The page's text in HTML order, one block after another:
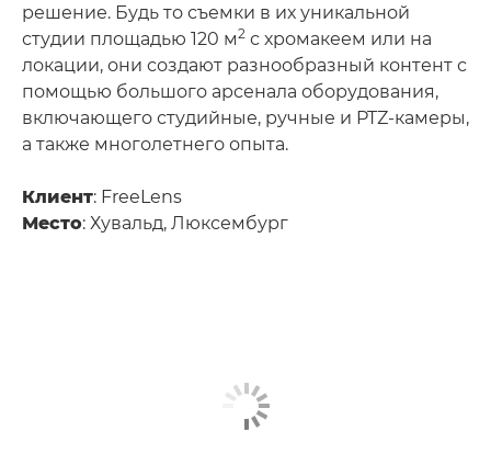
решение. Будь то съемки в их уникальной
студии площадью 120 м2 с хромакеем или на
локации, они создают разнообразный контент с
помощью большого арсенала оборудования,
включающего студийные, ручные и PTZ-камеры,
а также многолетнего опыта.
Клиент: FreeLens
Место: Хувальд, Люксембург